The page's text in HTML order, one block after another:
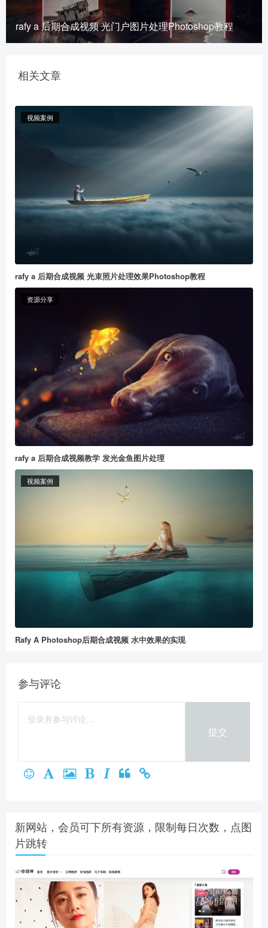
rafy a 后期合成视频 光门户图片处理Photoshop教程
相关文章
视频案例
rafy a 后期合成视频 光束照片处理效果Photoshop教程
资源分享
rafy a 后期合成视频教学 发光金鱼图片处理
视频案例
Rafy A Photoshop后期合成视频 水中效果的实现
参与评论
提交
新网站，会员可下所有资源，限制每日次数，点图
片跳转